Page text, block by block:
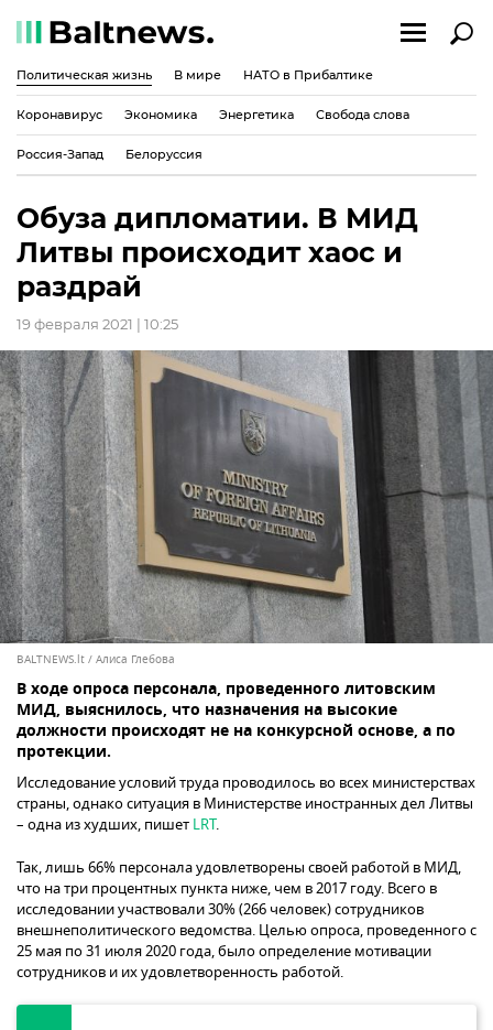
Политическая жизнь В мире НАТО в Прибалтике
Коронавирус Экономика Энергетика Свобода слова
Россия-Запад Белоруссия
Обуза дипломатии. В МИД
Литвы происходит хаос и
раздрай
19 февраля 2021 | 10:25
BALTNEWS.lt / Алиса Глебова
В ходе опроса персонала, проведенного литовским
МИД, выяснилось, что назначения на высокие
должности происходят не на конкурсной основе, а по
протекции.
Исследование условий труда проводилось во всех министерствах
страны, однако ситуация в Министерстве иностранных дел Литвы
– одна из худших, пишет LRT.
Так, лишь 66% персонала удовлетворены своей работой в МИД,
что на три процентных пункта ниже, чем в 2017 году. Всего в
исследовании участвовали 30% (266 человек) сотрудников
внешнеполитического ведомства. Целью опроса, проведенного с
25 мая по 31 июля 2020 года, было определение мотивации
сотрудников и их удовлетворенность работой.